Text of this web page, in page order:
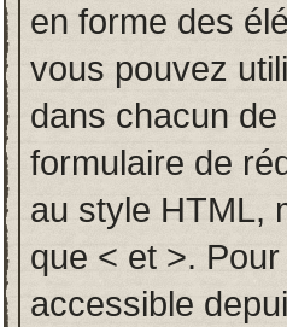
en forme des
vous pouvez
dans chacun
formulaire de
au style HTML,
que < et >.
accessible